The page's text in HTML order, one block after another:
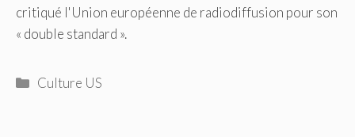
critiqué l'Union européenne de radiodiffusion pour son
« double standard ».
Catégories
Culture US